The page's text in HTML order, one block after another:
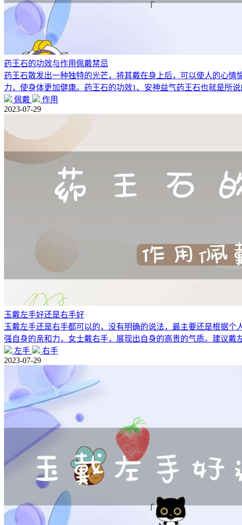
药王石的功效与作用佩戴禁忌
药王石散发出一种独特的光芒，将其戴在身上后，可以使人的心
力，使身体更加健康。药王石的功效1、安神益气药王石也就是所
佩戴
作用
2023-07-29
玉戴左手好还是右手好
玉戴左手还是右手都可以的，没有明确的说法，最主要还是根据
强自身的亲和力，女士戴右手，展现出自身的高贵的气质。建议戴
左手
右手
2023-07-29